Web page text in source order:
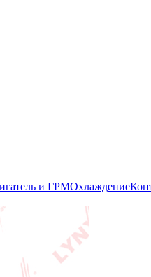
и ГРМОхлаждение